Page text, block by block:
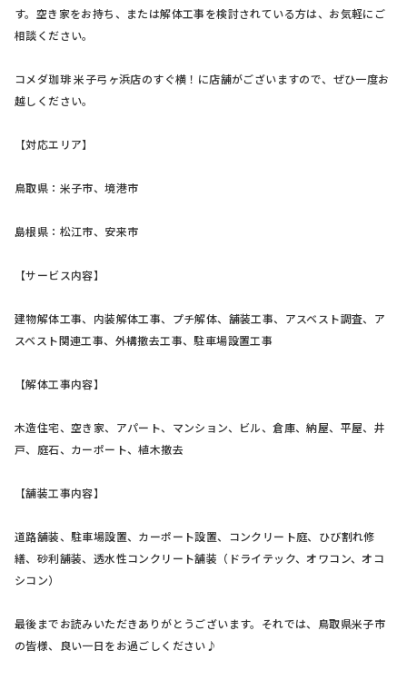
す。空き家をお持ち、または解体工事を検討されている方は、お気軽にご
相談ください。
コメダ珈琲 米子弓ヶ浜店のすぐ横！に店舗がございますので、ぜひ一度お
越しください。
【対応エリア】
鳥取県：米子市、境港市
島根県：松江市、安来市
【サービス内容】
建物解体工事、内装解体工事、プチ解体、舗装工事、アスベスト調査、ア
スベスト関連工事、外構撤去工事、駐車場設置工事
【解体工事内容】
木造住宅、空き家、アパート、マンション、ビル、倉庫、納屋、平屋、井
戸、庭石、カーポート、植木撤去
【舗装工事内容】
道路舗装、駐車場設置、カーポート設置、コンクリート庭、ひび割れ修
繕、砂利舗装、透水性コンクリート舗装（ドライテック、オワコン、オコ
シコン）
最後までお読みいただきありがとうございます。それでは、鳥取県米子市
の皆様、良い一日をお過ごしください♪